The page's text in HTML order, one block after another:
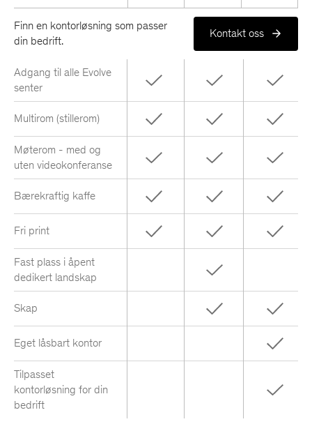
Finn en kontorløsning som passer
din bedrift.
Kontakt oss
Adgang til alle Evolve
senter
Multirom (stillerom)
Møterom - med og
uten videokonferanse
Bærekraftig kaffe
Fri print
Fast plass i åpent
dedikert landskap
Skap
Eget låsbart kontor
Tilpasset
kontorløsning for din
bedrift